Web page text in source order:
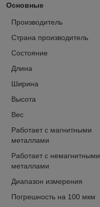
Основные
Производитель
Страна производитель
Состояние
Длина
Ширина
Высота
Вес
Работает с магнитными
металлами
Работает с немагнитными
металлами
Диапазон измерения
Погрешность на 100 мкм